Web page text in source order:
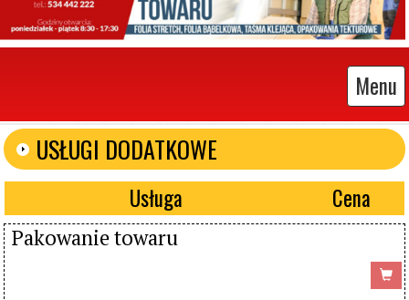
Menu
USŁUGI DODATKOWE
Usługa Cena
Pakowanie towaru